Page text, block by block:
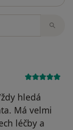
hledá
Má velmi
léčby a